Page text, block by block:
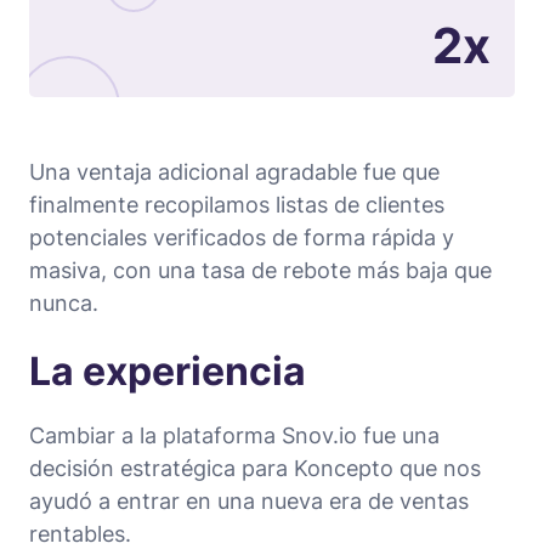
2x
Una ventaja adicional agradable fue que
finalmente recopilamos listas de clientes
potenciales verificados de forma rápida y
masiva, con una tasa de rebote más baja que
nunca.
La experiencia
Cambiar a la plataforma Snov.io fue una
decisión estratégica para Koncepto que nos
ayudó a entrar en una nueva era de ventas
rentables.